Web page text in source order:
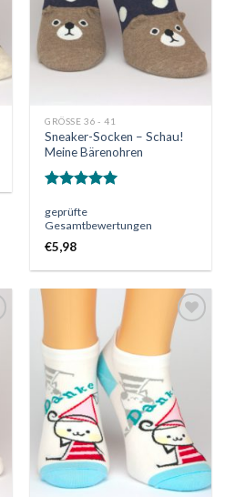
GRÖSSE 36 - 41
Sneaker-Socken – Schau!
Meine Bärenohren
mit5.00
von 5
geprüfte
Gesamtbewertungen
€5,98
Wunschliste